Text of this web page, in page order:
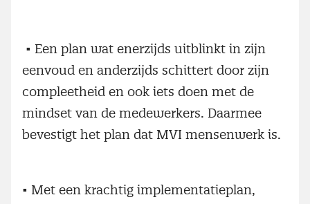
• Een plan wat enerzijds uitblinkt in zijn
eenvoud en anderzijds schittert door zijn
compleetheid en ook iets doen met de
mindset van de medewerkers. Daarmee
bevestigt het plan dat MVI mensenwerk is.
• Met een krachtig implementatieplan,